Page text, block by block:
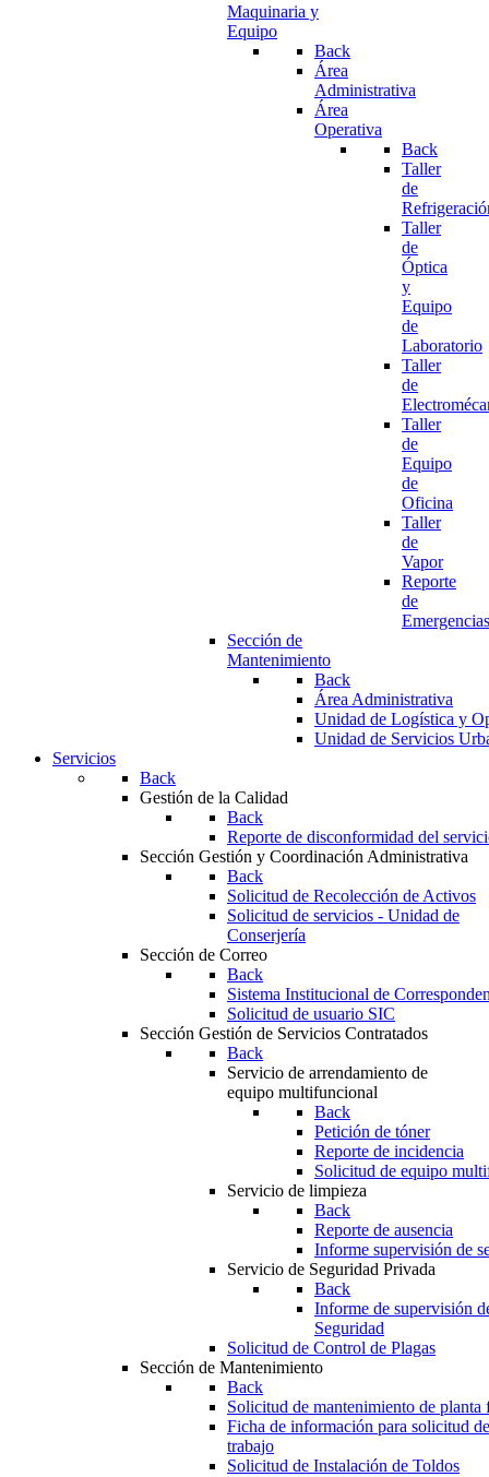
Maquinaria y
Equipo
Back
Área
Administrativa
Área
Operativa
Back
Taller
de
Taller
de
Óptica
y
Equipo
de
Laboratorio
Taller
de
Taller
de
Equipo
de
Oficina
Taller
de
Vapor
Reporte
de
Emergencias
Sección de
Mantenimiento
Back
Área Administrativa
Unidad de Logística y
Unidad de Servicios
Servicios
Back
Gestión de la Calidad
Back
Reporte de disconformidad del
Sección Gestión y Coordinación Administrativa
Back
Solicitud de Recolección de Activos
Solicitud de servicios - Unidad de
Conserjería
Sección de Correo
Back
Sistema Institucional de
Solicitud de usuario SIC
Sección Gestión de Servicios Contratados
Back
Servicio de arrendamiento de
equipo multifuncional
Back
Petición de tóner
Reporte de incidencia
Solicitud de equipo
Servicio de limpieza
Back
Reporte de ausencia
Informe supervisión de
Servicio de Seguridad Privada
Back
Informe de supervisión
Seguridad
Solicitud de Control de Plagas
Sección de Mantenimiento
Back
Solicitud de mantenimiento de planta
Ficha de información para solicitud
trabajo
Solicitud de Instalación de Toldos